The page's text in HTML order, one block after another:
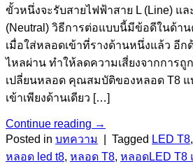
ขั้วหนึ่งจะรับสายไฟฟ้าสาย L (Line) แ
(Neutral) วิธีการต่อแบบนี้มีข้อดีในด้า
เมื่อใส่หลอดเข้าที่รางด้านหนึ่งแล้ว อี
ไหลผ่าน ทำให้ลดความเสี่ยงจากการ
เปลี่ยนหลอด คุณสมบัติของหลอด T8 แ
เข้าเพียงด้านเดียว […]
Continue reading →
Posted in บทความ Tagged LED T8,
หลอด led t8, หลอด T8, หลอดLED T8